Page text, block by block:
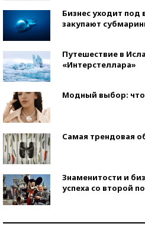
Бизнес уходит под
закупают
Путешествие в
«Интерстеллара»
Модный выбор: что
Самая трендовая
Знаменитости и
успеха со второй